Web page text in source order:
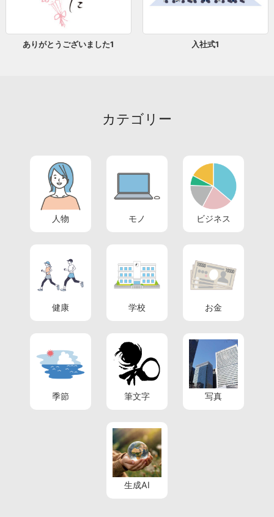
ありがとうございました1 入社式1
カテゴリー
人物 モノ ビジネス
健康 学校 お金
季節 筆文字 写真
生成AI